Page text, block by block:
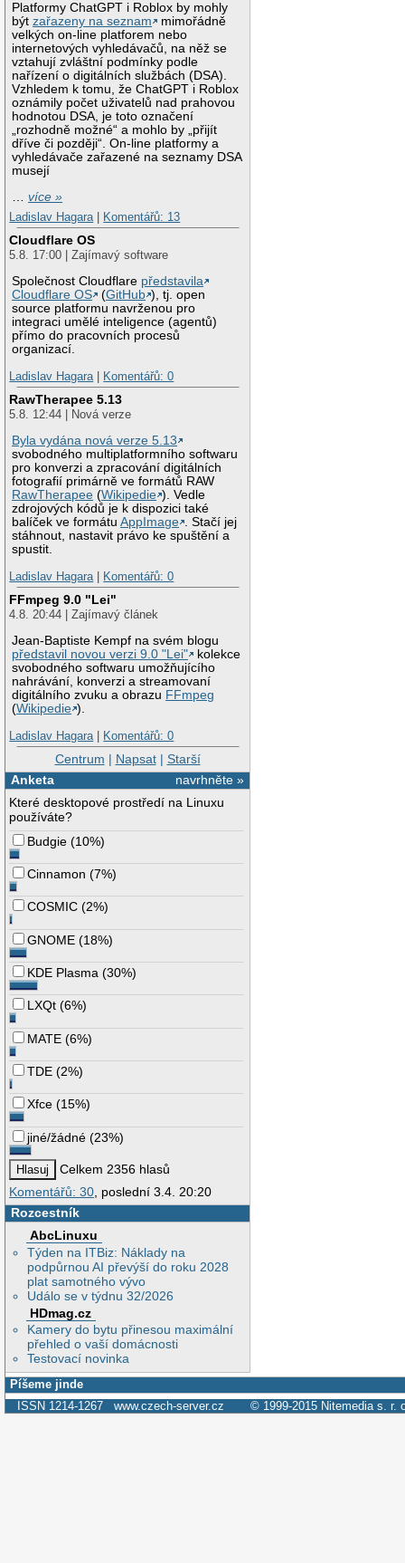
Platformy ChatGPT i Roblox by mohly
býtzařazeny na seznam
mimořádně
velkých on-line platforem nebo
internetových vyhledávačů, na něž se
vztahují zvláštní podmínky podle
nařízení o digitálních službách (DSA).
Vzhledem k tomu, že ChatGPT i Roblox
oznámily počet uživatelů nad prahovou
hodnotou DSA, je toto označení
„rozhodně možné“ a mohlo by „přijít
dříve či později“. On-line platformy a
vyhledávače zařazené na seznamy DSA
musejí
…více »
Ladislav Hagara | Komentářů: 13
Cloudflare OS
5.8. 17:00 | Zajímavý software
Společnost Cloudflare představila
Cloudflare OS
(GitHub ), tj. open
source platformu navrženou pro
integraci umělé inteligence (agentů)
přímo do pracovních procesů
organizací.
Ladislav Hagara | Komentářů: 0
RawTherapee 5.13
5.8. 12:44 | Nová verze
Byla vydána nová verze 5.13
svobodného multiplatformního softwaru
pro konverzi a zpracování digitálních
fotografií primárně ve formátů RAW
RawTherapee (Wikipedie ). Vedle
zdrojových kódů je k dispozici také
balíček ve formátuAppImage
. Stačí jej
stáhnout, nastavit právo ke spuštění a
spustit.
Ladislav Hagara | Komentářů: 0
FFmpeg 9.0 "Lei"
4.8. 20:44 | Zajímavý článek
Jean-Baptiste Kempf na svém blogu
představil novou verzi 9.0 "Lei"
kolekce
svobodného softwaru umožňujícího
nahrávání, konverzi a streamovaní
digitálního zvuku a obrazu FFmpeg
(Wikipedie ).
Ladislav Hagara | Komentářů: 0
Centrum | Napsat| Starší
navrhněte »
Anketa
Které desktopové prostředí na Linuxu
používáte?
Budgie (10%)
Cinnamon (7%)
COSMIC (2%)
GNOME (18%)
KDE Plasma (30%)
LXQt (6%)
MATE (6%)
TDE (2%)
Xfce (15%)
jiné/žádné (23%)
Celkem 2356 hlasů
Komentářů: 30, poslední 3.4. 20:20
Rozcestník
AbcLinuxu
Týden na ITBiz: Náklady na
podpůrnou AI převýší do roku 2028
plat samotného vývo
Událo se v týdnu 32/2026
HDmag.cz
Kamery do bytu přinesou maximální
přehled o vaší domácnosti
Testovací novinka
Píšeme jinde
ISSN 1214-1267 www.czech-server.cz © 1999-2015 Nitemedia s. r.